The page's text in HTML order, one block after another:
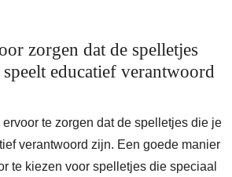
zorgen dat de spelletjes
educatief verantwoord
te zorgen dat de spelletjes die je
verantwoord zijn. Een goede manier
te kiezen voor spelletjes die speciaal